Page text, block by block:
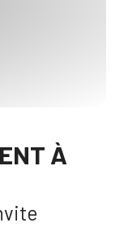
À